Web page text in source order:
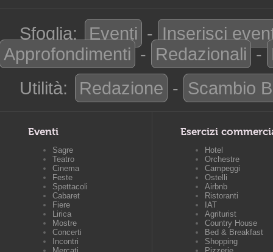
Sfoglia: Eventi - Inserisci
Approfondimenti - Redazionali -
Utilità:
Redazione - Scambio
Eventi
Sagre
Teatro
Cinema
Feste
Spettacoli
Cabaret
Fiere
Lirica
Mostre
Concerti
Incontri
Esercizi
Hotel
Orchestre
Campeggi
Ostelli
Airbnb
Ristoranti
IAT
Agriturist
Country House
Bed & Breakfast
Shopping